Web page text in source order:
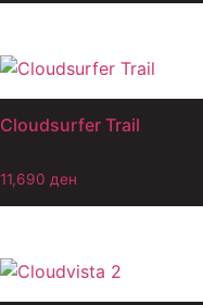
Cloudsurfer Trail
11,690 ден